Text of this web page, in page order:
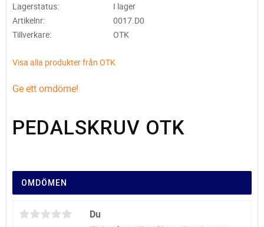
Lagerstatus
I lager
Artikelnr
0017.D0
Tillverkare
OTK
Visa alla produkter från OTK
Ge ett omdöme!
PEDALSKRUV OTK
OMDÖMEN
Du